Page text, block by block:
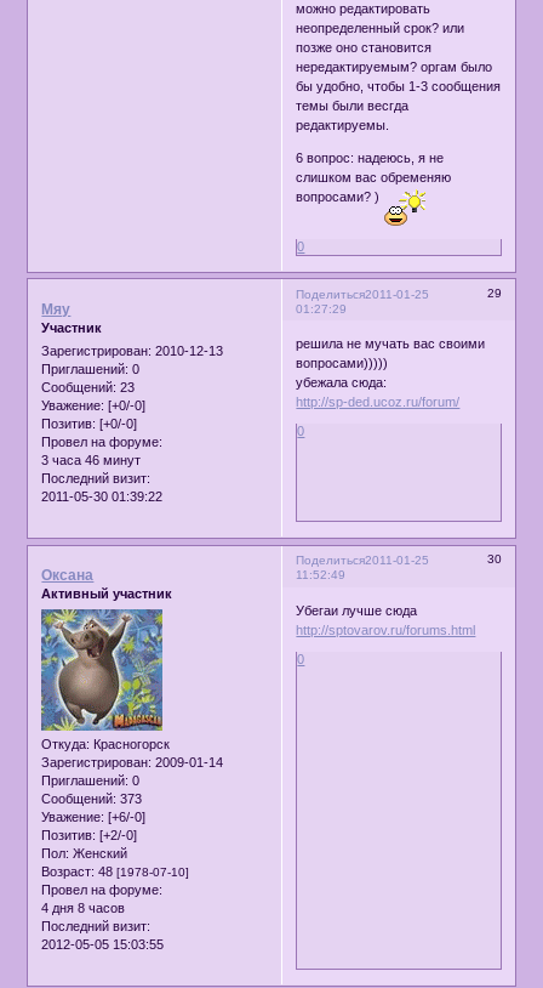
можно редактировать
неопределенный срок? или
позже оно становится
нередактируемым? оргам было
бы удобно, чтобы 1-3 сообщения
темы были весгда
редактируемы.
6 вопрос: надеюсь, я не
слишком вас обременяю
вопросами? )
0
Поделиться 29
2011-01-25
01:27:29
Мяу
Участник
Зарегистрирован: 2010-12-13
Приглашений: 0
Сообщений: 23
Уважение: [+0/-0]
Позитив: [+0/-0]
Провел на форуме:
3 часа 46 минут
Последний визит:
2011-05-30 01:39:22
решила не мучать вас своими
вопросами)))))
убежала сюда:
http://sp-ded.ucoz.ru/forum/
0
Поделиться 30
2011-01-25
11:52:49
Оксана
Активный участник
Откуда: Красногорск
Зарегистрирован: 2009-01-14
Приглашений: 0
Сообщений: 373
Уважение: [+6/-0]
Позитив: [+2/-0]
Пол: Женский
Возраст: 48[1978-07-10]
Провел на форуме:
4 дня 8 часов
Последний визит:
2012-05-05 15:03:55
Убегаи лучше сюда
http://sptovarov.ru/forums.html
0